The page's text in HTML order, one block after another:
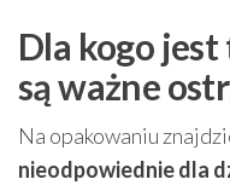
Dla kogo
są ważne
Na opakowaniu
nieodpowiednie dla